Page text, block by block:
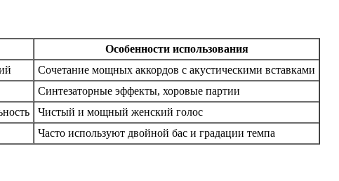
Особенности использования
Сочетание мощных аккордов с акустическими вставками
Синтезаторные эффекты, хоровые партии
Чистый и мощный женский голос
Часто используют двойной бас и градации темпа